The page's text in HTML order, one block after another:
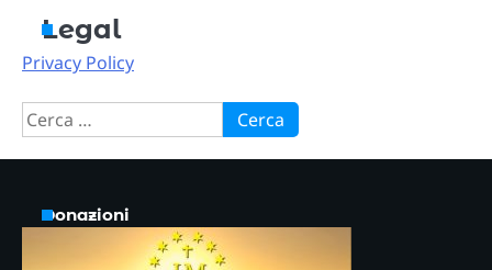
Legal
Privacy Policy
Ricerca
per:
Donazioni